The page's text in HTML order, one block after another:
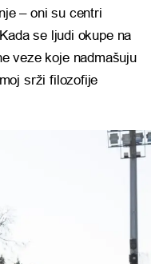
– oni su centri
se ljudi okupe na
veze koje nadmašuju
srži filozofije